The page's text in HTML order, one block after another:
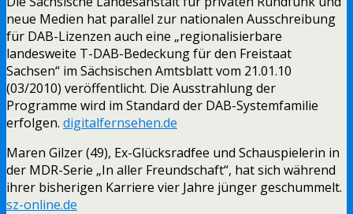
neue Medien hat parallel zur nationalen Ausschreibung
für DAB-Lizenzen auch eine „regionalisierbare
landesweite T-DAB-Bedeckung für den Freistaat
Sachsen“ im Sächsischen Amtsblatt vom 21.01.10
(03/2010) veröffentlicht. Die Ausstrahlung der
Programme wird im Standard der DAB-Systemfamilie
erfolgen. digitalfernsehen.de
Maren Gilzer (49), Ex-Glücksradfee und Schauspielerin in
der MDR-Serie „In aller Freundschaft“, hat sich während
ihrer bisherigen Karriere vier Jahre jünger geschummelt.
sz-online.de